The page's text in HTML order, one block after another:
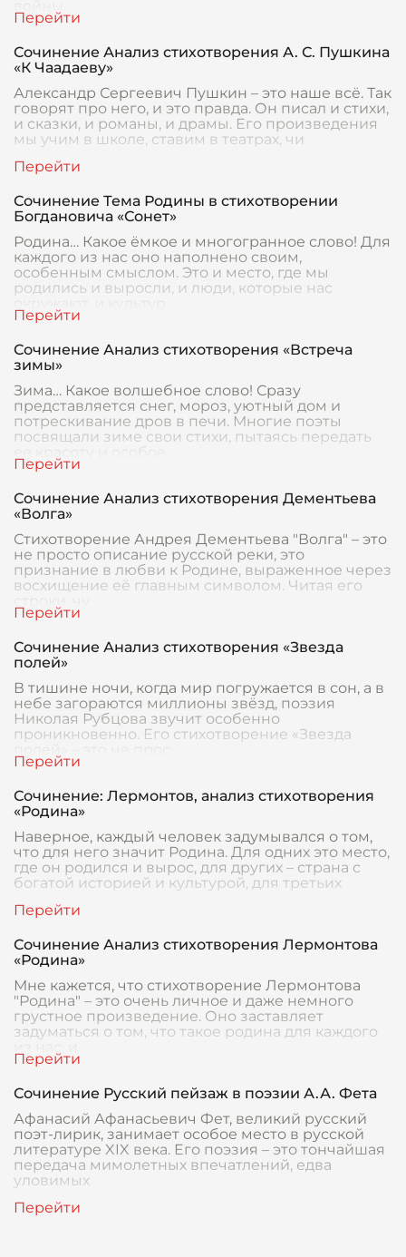
Сочинение Анализ стихотворения А. С. Пушкина
«К Чаадаеву»
Александр Сергеевич Пушкин – это наше всё. Так
говорят про него, и это правда. Он писал и стихи,
и сказки, и романы, и драмы. Его произведения
мы учим в школе, ставим в театрах, чи
Сочинение Тема Родины в стихотворении
Богдановича «Сонет»
Родина… Какое ёмкое и многогранное слово! Для
каждого из нас оно наполнено своим,
особенным смыслом. Это и место, где мы
родились и выросли, и люди, которые нас
Сочинение Анализ стихотворения «Встреча
зимы»
Зима… Какое волшебное слово! Сразу
представляется снег, мороз, уютный дом и
потрескивание дров в печи. Многие поэты
посвящали зиме свои стихи, пытаясь передать
ее красоту и особое
Сочинение Анализ стихотворения Дементьева
«Волга»
Стихотворение Андрея Дементьева "Волга" – это
не просто описание русской реки, это
признание в любви к Родине, выраженное через
восхищение её главным символом. Читая его
Сочинение Анализ стихотворения «Звезда
полей»
В тишине ночи, когда мир погружается в сон, а в
небе загораются миллионы звёзд, поэзия
Николая Рубцова звучит особенно
проникновенно. Его стихотворение «Звезда
Сочинение: Лермонтов, анализ стихотворения
«Родина»
Наверное, каждый человек задумывался о том,
что для него значит Родина. Для одних это место,
где он родился и вырос, для других – страна с
богатой историей и культурой, для третьих
Сочинение Анализ стихотворения Лермонтова
«Родина»
Мне кажется, что стихотворение Лермонтова
"Родина" – это очень личное и даже немного
грустное произведение. Оно заставляет
задуматься о том, что такое родина для каждого
Сочинение Русский пейзаж в поэзии А.А. Фета
Афанасий Афанасьевич Фет, великий русский
поэт-лирик, занимает особое место в русской
литературе XIX века. Его поэзия – это тончайшая
передача мимолетных впечатлений, едва
уловимых